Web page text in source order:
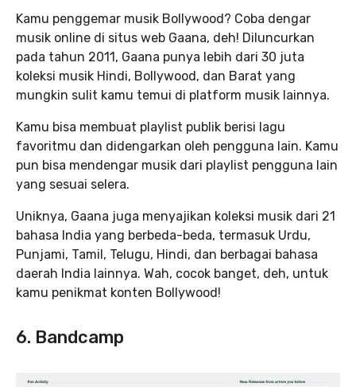
Kamu penggemar musik Bollywood? Coba dengar
musik online di situs web Gaana, deh! Diluncurkan
pada tahun 2011, Gaana punya lebih dari 30 juta
koleksi musik Hindi, Bollywood, dan Barat yang
mungkin sulit kamu temui di platform musik lainnya.
Kamu bisa membuat playlist publik berisi lagu
favoritmu dan didengarkan oleh pengguna lain. Kamu
pun bisa mendengar musik dari playlist pengguna lain
yang sesuai selera.
Uniknya, Gaana juga menyajikan koleksi musik dari 21
bahasa India yang berbeda-beda, termasuk Urdu,
Punjami, Tamil, Telugu, Hindi, dan berbagai bahasa
daerah India lainnya. Wah, cocok banget, deh, untuk
kamu penikmat konten Bollywood!
6. Bandcamp